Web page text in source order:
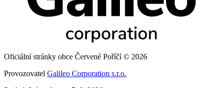
Oficiální stránky obce Červené Poříčí © 2026
Provozovatel Galileo Corporation s.r.o.